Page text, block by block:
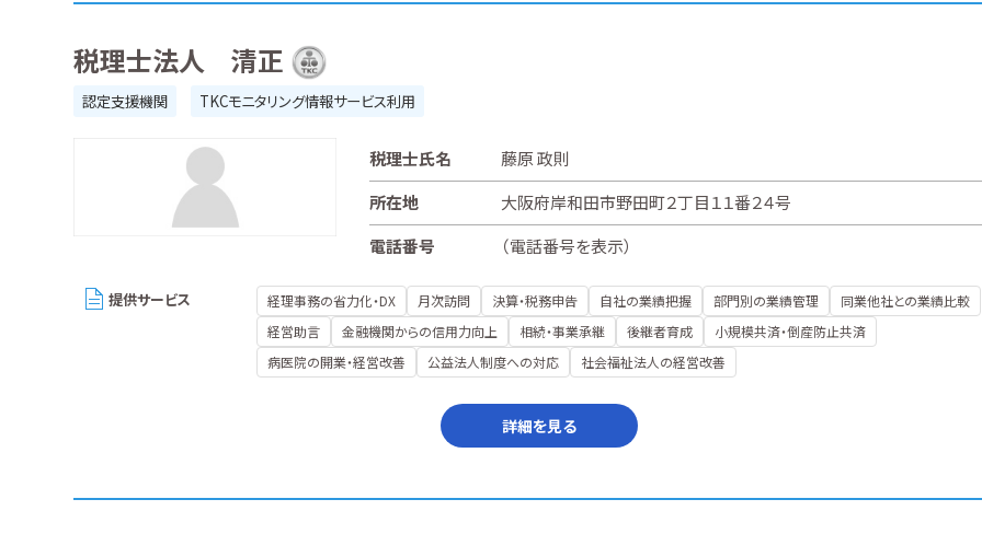
税理士法人 清正
認定支援機関 TKCモニタリング情報サービス利用
税理士氏名
藤原 政則
所在地
大阪府岸和田市野田町２丁目１１番２４号
電話番号
（電話番号を表示）
提供サービス 経理事務の省力化・DX 月次訪問 決算・税務申告 自社の業績把握 部門別の業績管理
同業他社との業績比較
経営助言
金融機関からの信用力向上 相続・事業承継 後継者育成
小規模共済・倒産防止共済
病医院の開業・経営改善
公益法人制度への対応 社会福祉法人の経営改善
詳細を見る